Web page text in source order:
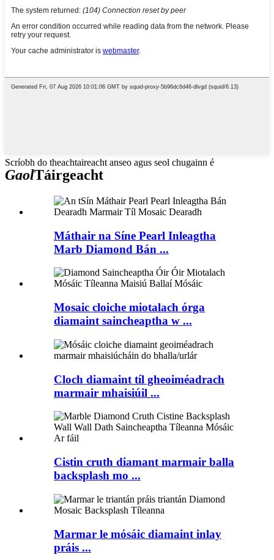
Scríobh do theachtaireacht anseo agus seol chugainn é
GaolTáirgeacht
Máthair na Síne Pearl Inleagtha
Marb Diamond Bán ...
Mosaic cloiche miotalach órga
diamaint saincheaptha w ...
Cloch diamaint tíl gheoiméadrach
marmair mhaisiúil ...
Cistin cruth diamant marmair balla
backsplash mo ...
Marmar le mósáic diamaint inlay
práis ...